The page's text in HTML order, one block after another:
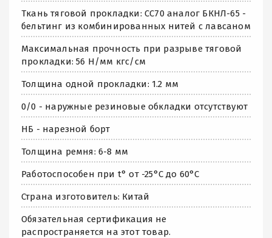
Ткань тяговой прокладки: СС70 аналог БКНЛ-65 -
бельтинг из комбинированных нитей с лавсаном
Максимальная прочность при разрыве тяговой
прокладки: 56 Н/мм кгс/см
Толщина одной прокладки: 1.2 мм
0/0 - наружные резиновые обкладки отсутствуют
НБ - нарезной борт
Толщина ремня: 6-8 мм
Работоспособен при t° от -25°C до 60°C
Страна изготовитель: Китай
Обязательная сертификация не
распространяется на этот товар.